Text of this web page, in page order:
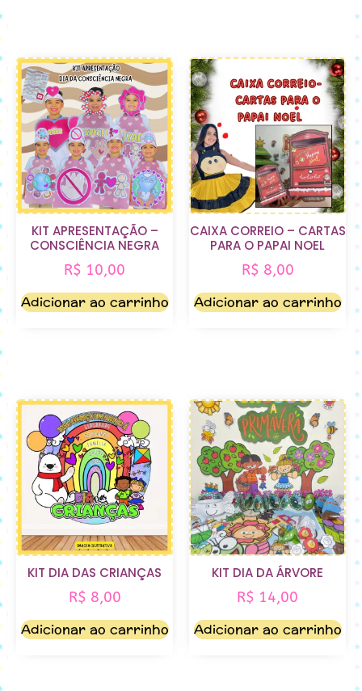
KIT APRESENTAÇÃO –
CONSCIÊNCIA NEGRA
R$ 10,00
Adicionar ao carrinho
CAIXA CORREIO – CARTAS
PARA O PAPAI NOEL
R$ 8,00
Adicionar ao carrinho
KIT DIA DAS CRIANÇAS
R$ 8,00
Adicionar ao carrinho
KIT DIA DA ÁRVORE
R$ 14,00
Adicionar ao carrinho